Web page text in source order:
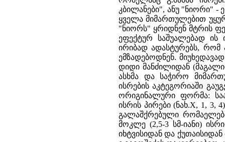
კბილანები", ანუ "ნიორი"
ყველა მიმართულებით
"ნიორს" ყრიდნენ მტრის
ეფექტურ საშუალებად ის
ირიბად ადასტურებს, რომ
ემზადებოდნენ.
დიდი მანძილიდან
ასხმა და საჭირო
ისრების აკტეგორიაში
ორიგინალური ფორმა:
ისრის პირები (ნახ.X, 1, 3,
გალაშქრებული
მოკლე (2,5-3 სმ-იანი)
იხტვისიდან და ქუთაისიდან